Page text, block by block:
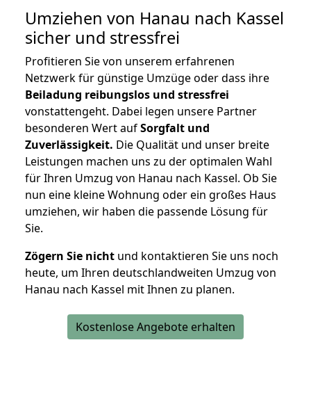
Umziehen von Hanau nach Kassel
sicher und stressfrei
Profitieren Sie von unserem erfahrenen
Netzwerk für günstige Umzüge oder dass ihre
Beiladung reibungslos und stressfrei
vonstattengeht. Dabei legen unsere Partner
besonderen Wert aufSorgfalt und
Zuverlässigkeit. Die Qualität und unser breite
Leistungen machen uns zu der optimalen Wahl
für Ihren Umzug von Hanau nach Kassel. Ob Sie
nun eine kleine Wohnung oder ein großes Haus
umziehen, wir haben die passende Lösung für
Sie.
Zögern Sie nicht und kontaktieren Sie uns noch
heute, um Ihren deutschlandweiten Umzug von
Hanau nach Kassel mit Ihnen zu planen.
Kostenlose Angebote erhalten